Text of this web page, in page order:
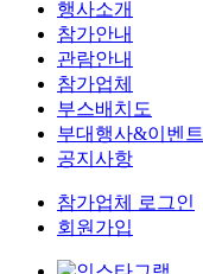
행사소개
참가안내
관람안내
참가업체
부스배치도
부대행사&이벤트
공지사항
참가업체 로그인
회원가입